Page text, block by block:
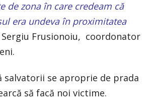
de zona în care credeam că
era undeva în proximitatea
Sergiu Frusionoiu, coordonator
salvatorii se aproprie de prada
să facă noi victime.